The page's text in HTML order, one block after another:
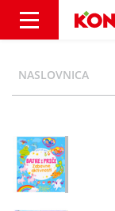
NASLOVNICA